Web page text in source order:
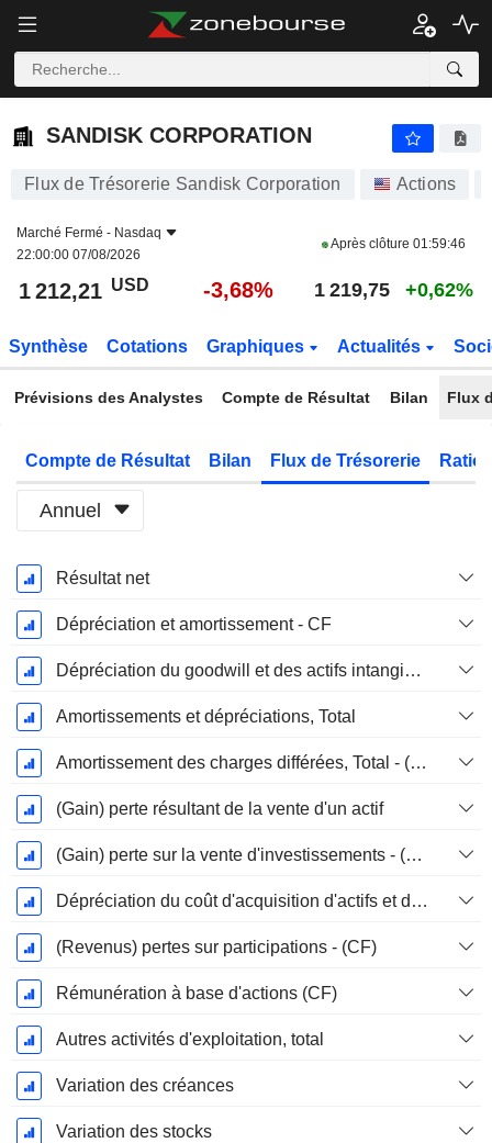
SANDISK CORPORATION
SANDISK CORPORATION
Flux de Trésorerie Sandisk Corporation Actions
Marché Fermé - Nasdaq
22:00:00 07/08/2026
Après clôture 01:59:46
1 212,21 USD -3,68% 1 219,75 +0,62%
Synthèse Cotations Graphiques Actualités
Prévisions des Analystes Compte de Résultat Bilan Flux
Compte de Résultat Bilan Flux de Trésorerie
Annuel
Période
Fiscale:
Juin
Résultat net
Dépréciation et amortissement - CF
Dépréciation du goodwill et des actifs intangibles
Amortissements et dépréciations, Total
Amortissement des charges différées, Total - (CF)
(Gain) perte résultant de la vente d'un actif
(Gain) perte sur la vente d'investissements - (CF)
Dépréciation du coût d'acquisition d'actifs et dépenses de restructuration
(Revenus) pertes sur participations - (CF)
Rémunération à base d'actions (CF)
Autres activités d'exploitation, total
Variation des créances
Variation des stocks